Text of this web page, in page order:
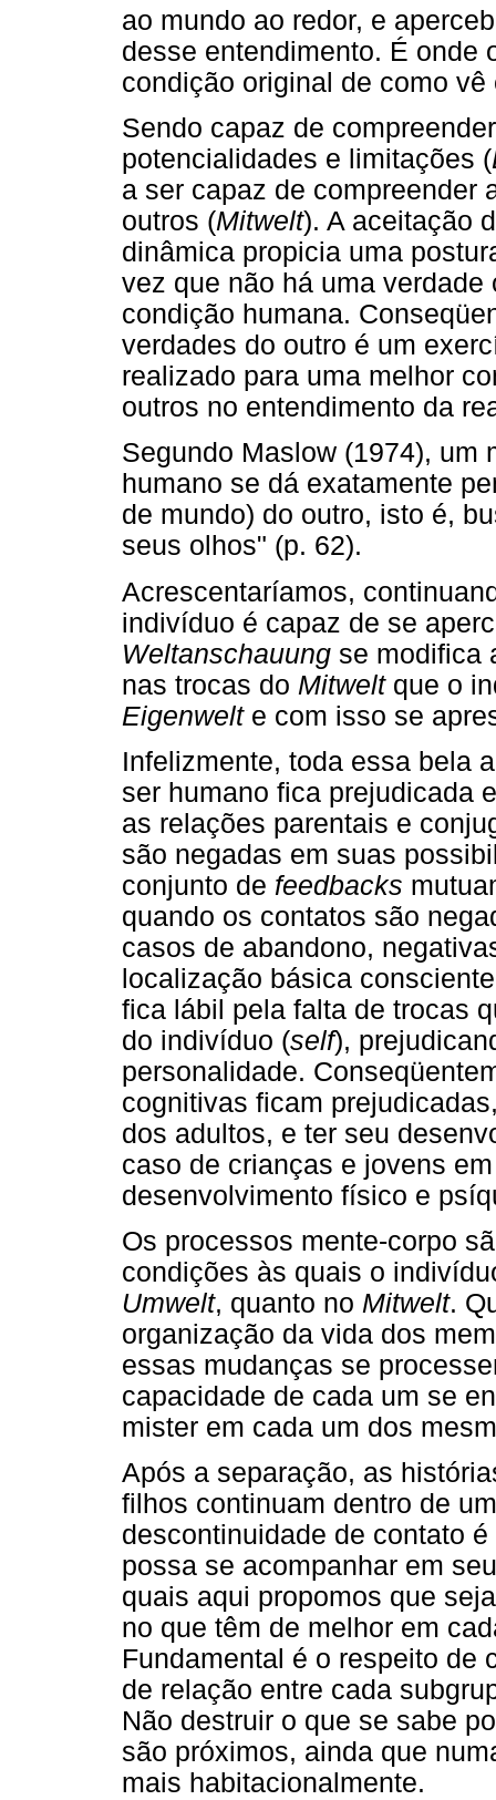
ao mundo ao redor, e
desse entendimento. É onde
condição original de como
Sendo capaz de
potencialidades e limitações (
a ser capaz de compreender
outros (Mitwelt). A aceitação
dinâmica propicia uma
vez que não há uma
condição humana.
verdades do outro é um
realizado para uma melhor
outros no entendimento da
Segundo Maslow (1974), um
humano se dá exatamente
de mundo) do outro, isto é,
seus olhos" (p. 62).
Acrescentaríamos,
indivíduo é capaz de se
Weltanschauung se modifica
nas trocas do Mitweltque o
Eigenwelte com isso se
Infelizmente, toda essa bela
ser humano fica prejudicada
as relações parentais e
são negadas em suas
conjunto de feedbacks
quando os contatos são
casos de abandono,
localização básica
fica lábil pela falta de trocas
do indivíduo (self),
personalidade.
cognitivas ficam
dos adultos, e ter seu
caso de crianças e jovens
desenvolvimento físico e
Os processos mente-corpo
condições às quais o
Umwelt, quanto no Mitwelt.
organização da vida dos
essas mudanças se
capacidade de cada um se
mister em cada um dos
Após a separação, as
filhos continuam dentro de
descontinuidade de contato
possa se acompanhar em
quais aqui propomos que
no que têm de melhor em
Fundamental é o respeito de
de relação entre cada
Não destruir o que se sabe
são próximos, ainda que
mais habitacionalmente.